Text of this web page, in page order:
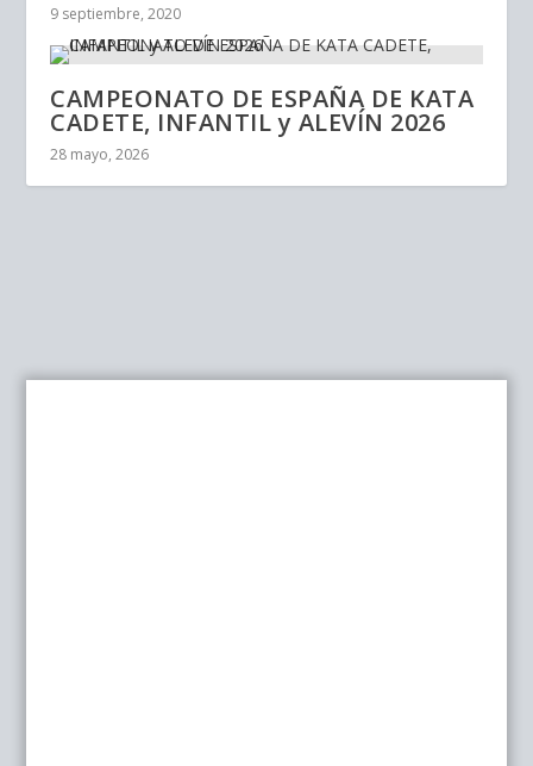
9 septiembre, 2020
CAMPEONATO DE ESPAÑA DE KATA
CADETE, INFANTIL y ALEVÍN 2026
28 mayo, 2026